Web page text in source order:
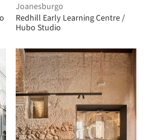
Joanesburgo
Redhill Early Learning Centre /
Hubo Studio